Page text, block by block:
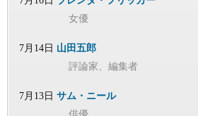
女優
7月14日 山田五郎
評論家、編集者
7月13日 サム・ニール